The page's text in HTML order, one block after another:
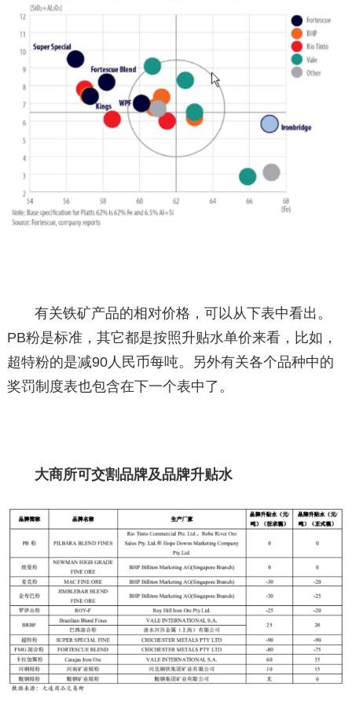
有关铁矿产品的相对价格，可以从下表中看出。
PB粉是标准，其它都是按照升贴水单价来看，比如，
超特粉的是减90人民币每吨。另外有关各个品种中的
奖罚制度表也包含在下一个表中了。
大商所可交割品牌及品牌升贴水